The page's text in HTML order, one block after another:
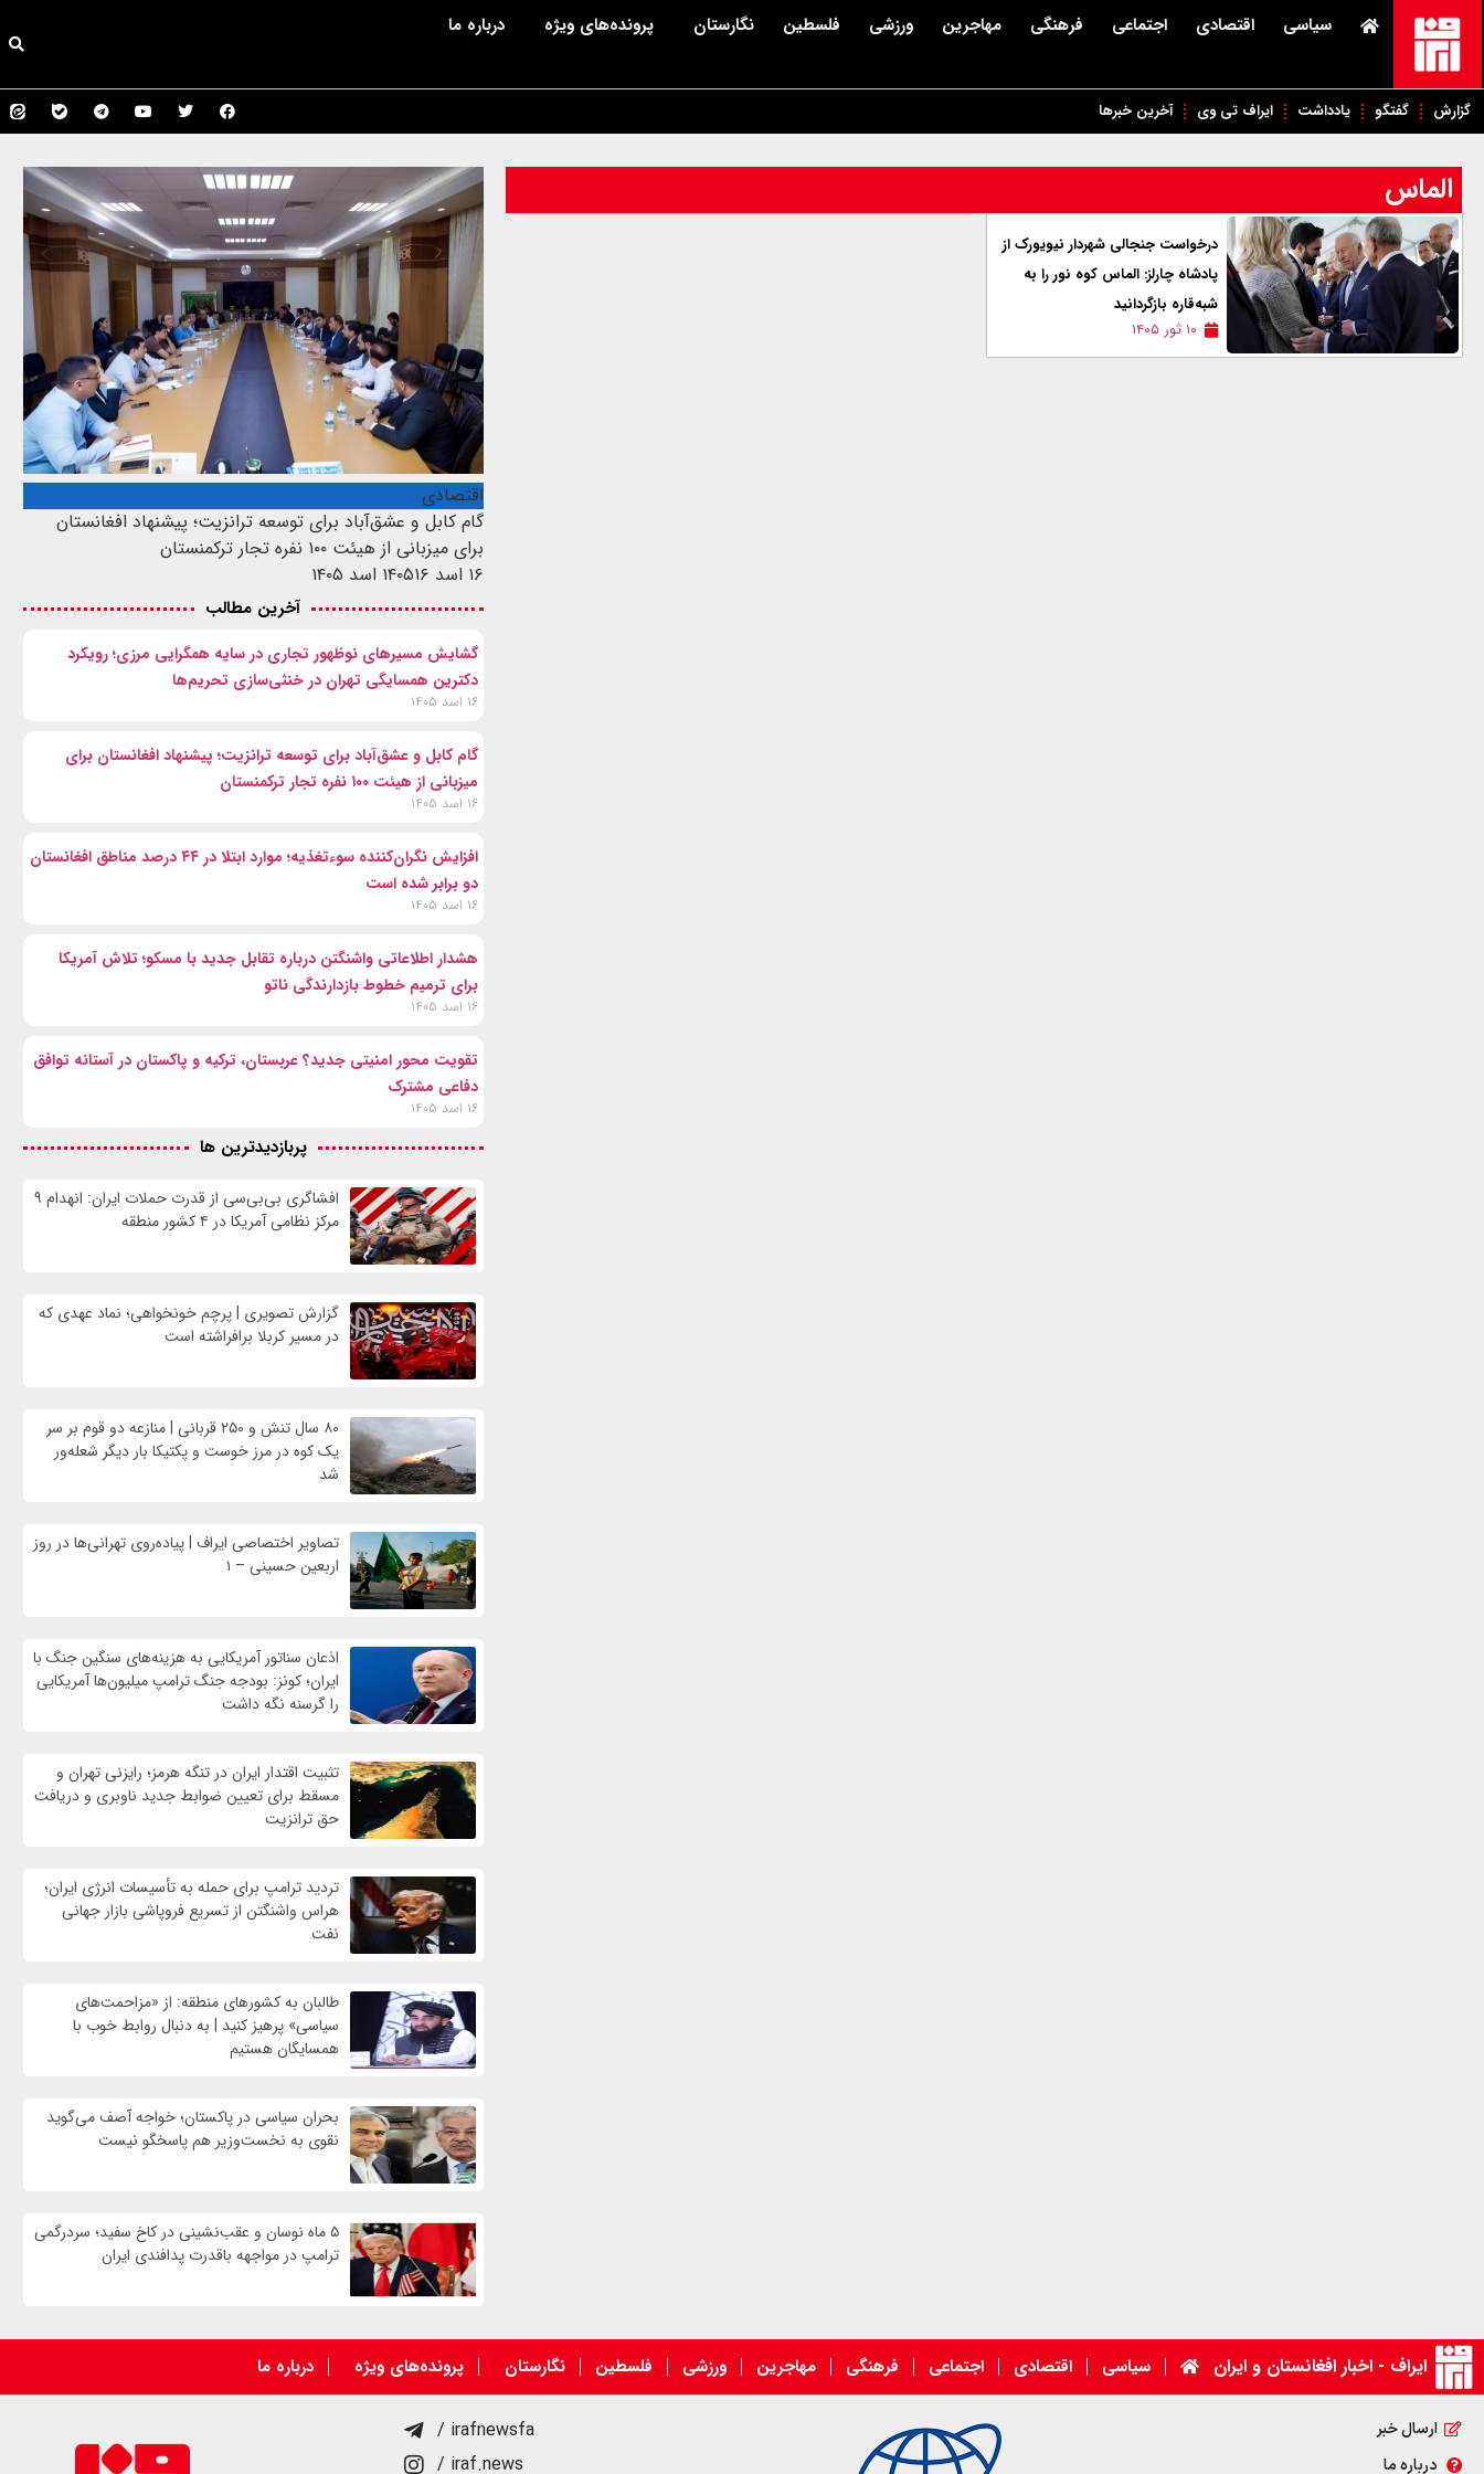
سیاسی اقتصادی اجتماعی فرهنگی مهاجرین ورزشی فلسطین نگارستان پرونده‌های ویژه درباره ما
گزارش گفتگو یادداشت ایراف تی وی آخرین خبرها
الماس
درخواست جنجالی شهردار نیویورک از
پادشاه چارلز: الماس کوه نور را به
شبه‌قاره بازگردانید
۱۰ ثور ۱۴۰۵
اقتصادی
گام کابل و عشق‌آباد برای توسعه ترانزیت؛ پیشنهاد افغانستان
برای میزبانی از هیئت ۱۰۰ نفره تجار ترکمنستان
۱۶ اسد ۱۴۰۵
۱۶ اسد ۱۴۰۵
آخرین مطالب
گشایش مسیرهای نوظهور تجاری در سایه همگرایی مرزی؛ رویکرد
دکترین همسایگی تهران در خنثی‌سازی تحریم‌ها
۱۶ اسد ۱۴۰۵
گام کابل و عشق‌آباد برای توسعه ترانزیت؛ پیشنهاد افغانستان برای
میزبانی از هیئت ۱۰۰ نفره تجار ترکمنستان
۱۶ اسد ۱۴۰۵
افزایش نگران‌کننده سوءتغذیه؛ موارد ابتلا در ۴۴ درصد مناطق افغانستان
دو برابر شده است
۱۶ اسد ۱۴۰۵
هشدار اطلاعاتی واشنگتن درباره تقابل جدید با مسکو؛ تلاش آمریکا
برای ترمیم خطوط بازدارندگی ناتو
۱۶ اسد ۱۴۰۵
تقویت محور امنیتی جدید؟ عربستان، ترکیه و پاکستان در آستانه توافق
دفاعی مشترک
۱۶ اسد ۱۴۰۵
پربازدیدترین ها
افشاگری بی‌بی‌سی از قدرت حملات ایران: انهدام ۹
مرکز نظامی آمریکا در ۴ کشور منطقه
گزارش تصویری | پرچم خونخواهی؛ نماد عهدی که
در مسیر کربلا برافراشته است
۸۰ سال تنش و ۲۵۰ قربانی | منازعه دو قوم بر سر
یک کوه در مرز خوست و پکتیکا بار دیگر شعله‌ور
شد
تصاویر اختصاصی ایراف | پیاده‌روی تهرانی‌ها در روز
اربعین حسینی – ۱
اذعان سناتور آمریکایی به هزینه‌های سنگین جنگ با
ایران؛ کونز: بودجه جنگ ترامپ میلیون‌ها آمریکایی
را گرسنه نگه داشت
تثبیت اقتدار ایران در تنگه هرمز؛ رایزنی تهران و
مسقط برای تعیین ضوابط جدید ناوبری و دریافت
حق ترانزیت
تردید ترامپ برای حمله به تأسیسات انرژی ایران؛
هراس واشنگتن از تسریع فروپاشی بازار جهانی
نفت
طالبان به کشورهای منطقه: از «مزاحمت‌های
سیاسی» پرهیز کنید | به دنبال روابط خوب با
همسایگان هستیم
بحران سیاسی در پاکستان؛ خواجه آصف می‌گوید
نقوی به نخست‌وزیر هم پاسخگو نیست
۵ ماه نوسان و عقب‌نشینی در کاخ سفید؛ سردرگمی
ترامپ در مواجهه باقدرت پدافندی ایران
ایراف - اخبار افغانستان و ایران سیاسی اقتصادی اجتماعی فرهنگی مهاجرین ورزشی فلسطین نگارستان پرونده‌های ویژه درباره ما
ارسال خبر
درباره ما
/ irafnewsfa
/ iraf.news